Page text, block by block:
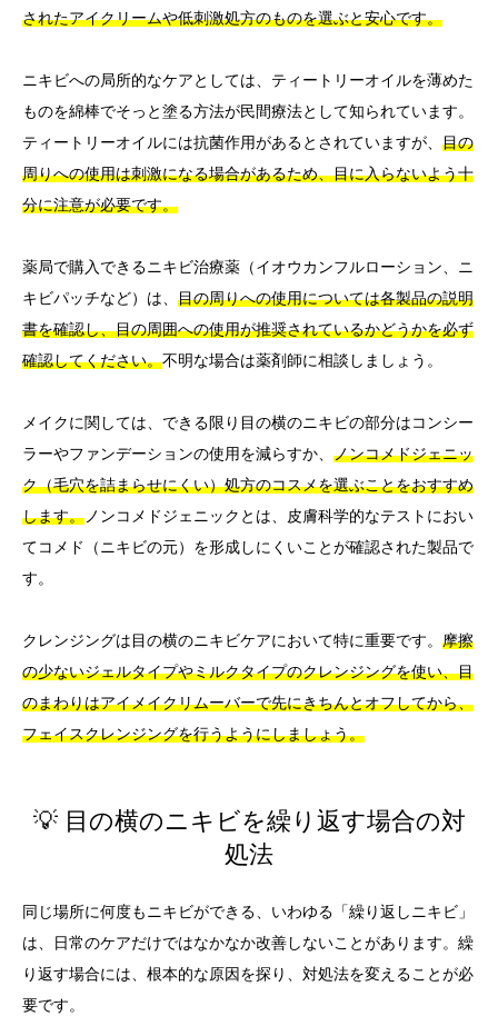
されたアイクリームや低刺激処方のものを選ぶと安心です。
ニキビへの局所的なケアとしては、ティートリーオイルを薄めた
ものを綿棒でそっと塗る方法が民間療法として知られています。
ティートリーオイルには抗菌作用があるとされていますが、 目の
周りへの使用は刺激になる場合があるため、目に入らないよう十
分に注意が必要です。
薬局で購入できるニキビ治療薬（イオウカンフルローション、ニ
キビパッチなど）は、 目の周りへの使用については各製品の説明
書を確認し、目の周囲への使用が推奨されているかどうかを必ず
確認してください。不明な場合は薬剤師に相談しましょう。
メイクに関しては、できる限り目の横のニキビの部分はコンシー
ラーやファンデーションの使用を減らすか、 ノンコメドジェニッ
ク（毛穴を詰まらせにくい）処方のコスメを選ぶことをおすすめ
します。 ノンコメドジェニックとは、皮膚科学的なテストにおい
てコメド（ニキビの元）を形成しにくいことが確認された製品で
す。
クレンジングは目の横のニキビケアにおいて特に重要です。 摩擦
の少ないジェルタイプやミルクタイプのクレンジングを使い、目
のまわりはアイメイクリムーバーで先にきちんとオフしてから、
フェイスクレンジングを行うようにしましょう。
💡 目の横のニキビを繰り返す場合の対
処法
同じ場所に何度もニキビができる、いわゆる「繰り返しニキビ」
は、日常のケアだけではなかなか改善しないことがあります。繰
り返す場合には、根本的な原因を探り、対処法を変えることが必
要です。